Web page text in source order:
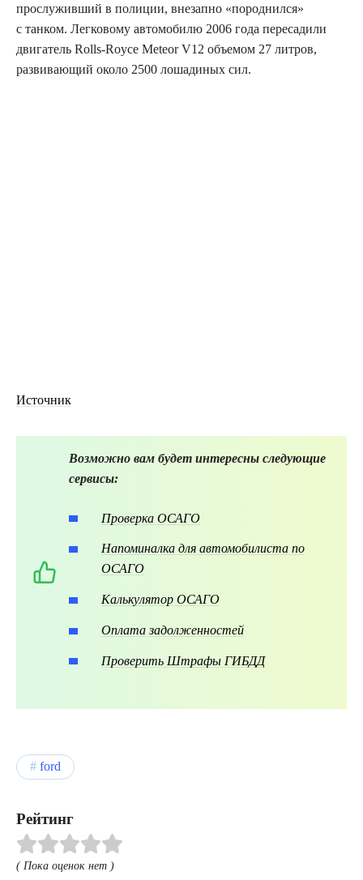
прослуживший в полиции, внезапно «породнился»
с танком. Легковому автомобилю 2006 года пересадили
двигатель Rolls-Royce Meteor V12 объемом 27 литров,
развивающий около 2500 лошадиных сил.
Источник
Возможно вам будет интересны следующие
сервисы:
Проверка ОСАГО
Напоминалка для автомобилиста по
ОСАГО
Калькулятор ОСАГО
Оплата задолженностей
Проверить Штрафы ГИБДД
ford
Рейтинг
( Пока оценок нет )